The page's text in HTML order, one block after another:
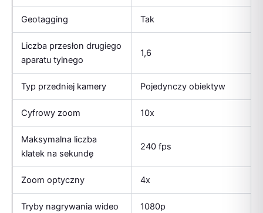
Geotagging Tak
Liczba przesłon drugiego
aparatu tylnego
1,6
Typ przedniej kamery Pojedynczy obiektyw
Cyfrowy zoom 10x
Maksymalna liczba
klatek na sekundę
240 fps
Zoom optyczny 4x
Tryby nagrywania wideo 1080p